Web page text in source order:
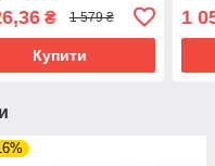
₴ 1 579 ₴
Купити
1